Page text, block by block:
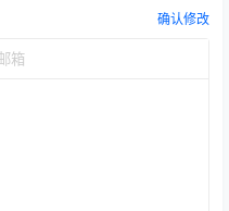
确认修改